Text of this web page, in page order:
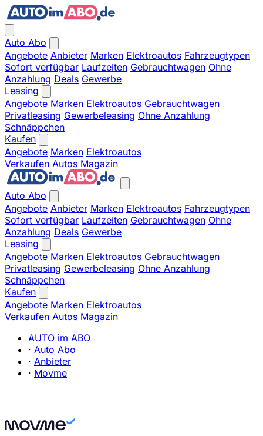
Auto Abo
Angebote Anbieter Marken Elektroautos Fahrzeugtypen
Sofort verfügbar Laufzeiten Gebrauchtwagen Ohne
Anzahlung Deals Gewerbe
Leasing
Angebote Marken Elektroautos Gebrauchtwagen
Privatleasing Gewerbeleasing Ohne Anzahlung
Schnäppchen
Kaufen
Angebote Marken Elektroautos
Verkaufen Autos Magazin
Auto Abo
Angebote Anbieter Marken Elektroautos Fahrzeugtypen
Sofort verfügbar Laufzeiten Gebrauchtwagen Ohne
Anzahlung Deals Gewerbe
Leasing
Angebote Marken Elektroautos Gebrauchtwagen
Privatleasing Gewerbeleasing Ohne Anzahlung
Schnäppchen
Kaufen
Angebote Marken Elektroautos
Verkaufen Autos Magazin
AUTO im ABO
· Auto Abo
· Anbieter
· Movme